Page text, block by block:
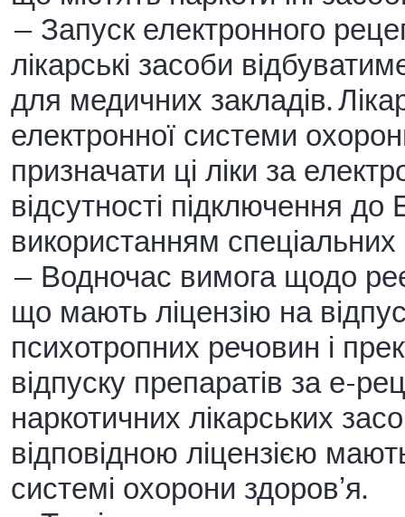
— Запуск електронного
лікарські засоби
для медичних закладів.
електронної системи
призначати ці ліки за
відсутності підключення
використанням
— Водночас вимога щодо
що мають ліцензію на
психотропних речовин і
відпуску препаратів за е-
наркотичних лікарських
відповідною ліцензією
системі охорони здоровʼя.